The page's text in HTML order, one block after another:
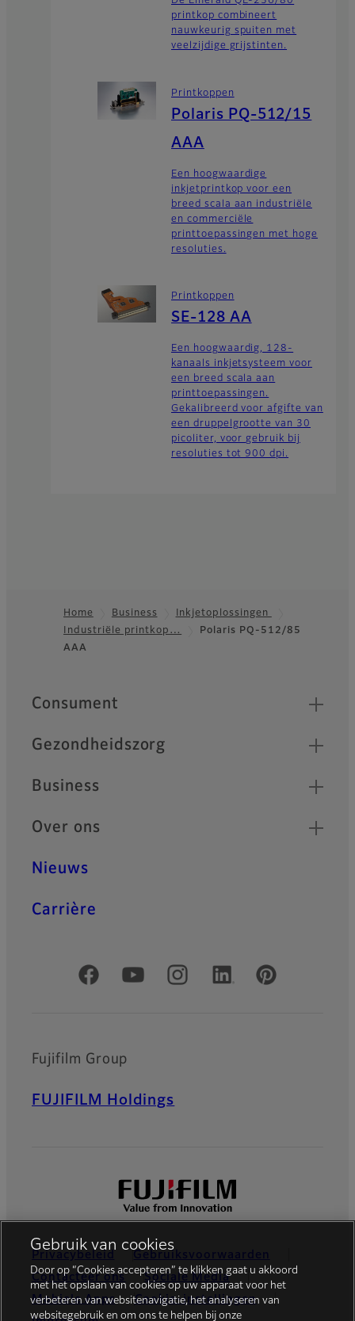
printkop combineert
nauwkeurig spuiten met
veelzijdige grijstinten.
Printkoppen
Polaris PQ-512/15
AAA
Een hoogwaardige
inkjetprintkop voor een
breed scala aan industriële
en commerciële
printtoepassingen met hoge
resoluties.
Printkoppen
SE-128 AA
Een hoogwaardig, 128-
kanaals inkjetsysteem voor
een breed scala aan
printtoepassingen.
Gekalibreerd voor afgifte van
een druppelgrootte van 30
picoliter, voor gebruik bij
resoluties tot 900 dpi.
Footer
Home Business
Inkjetoplossingen
Industriële printkop…
Polaris PQ-512/85
AAA
Quick Links
Consument
Gezondheidszorg
Business
Over ons
Nieuws
Carrière
Officiële sociale media
Fujifilm Group
FUJIFILM Holdings
Privacybeleid
Gebruiksvoorwaarden
Contacteer ons
Sociale Media
Mobiele Apps
Cookie-instellingen
Gebruik van cookies
Door op “Cookies accepteren” te klikken gaat u akkoord
met het opslaan van cookies op uw apparaat voor het
verbeteren van websitenavigatie, het analyseren van
websitegebruik en om ons te helpen bij onze